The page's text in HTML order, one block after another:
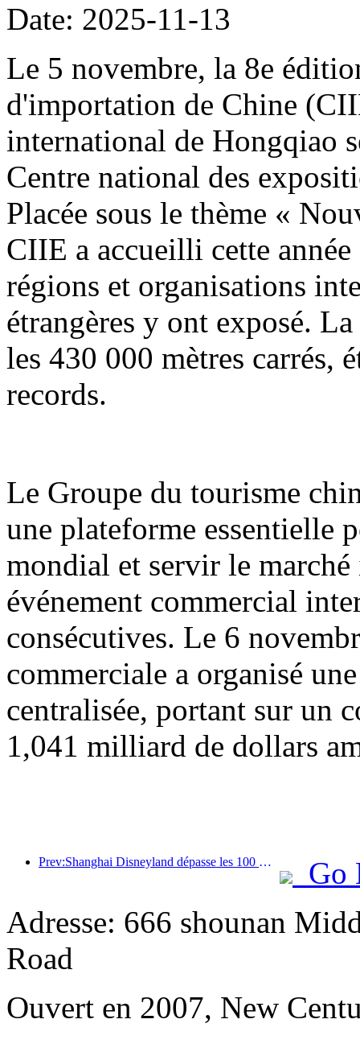
Date: 2025-11-13
Le 5 novembre, la 8e
d'importation de Chine
international de Hongqiao
Centre national des
Placée sous le thème «
CIIE a accueilli cette
régions et organisations
étrangères y ont exposé.
les 430 000 mètres carrés,
records.
Le Groupe du tourisme
une plateforme essentielle
mondial et servir le
événement commercial
consécutives. Le 6
commerciale a organisé
centralisée, portant sur un
1,041 milliard de dollars
Prev:Shanghai Disneyland dépasse les 100 millions de visiteurs et s'agrandira avec un quatrième hôtel à thème.
Go
Adresse: 666 shounan
Road
Ouvert en 2007, New